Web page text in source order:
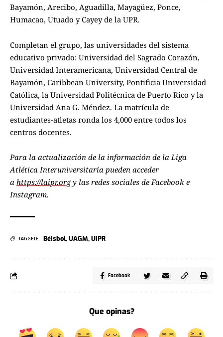
Bayamón, Arecibo, Aguadilla, Mayagüez, Ponce,
Humacao, Utuado y Cayey de la UPR.
Completan el grupo, las universidades del sistema
educativo privado: Universidad del Sagrado Corazón,
Universidad Interamericana, Universidad Central de
Bayamón, Caribbean University, Pontificia Universidad
Católica, la Universidad Politécnica de Puerto Rico y la
Universidad Ana G. Méndez. La matrícula de
estudiantes-atletas ronda los 4,000 entre todos los
centros docentes.
Para la actualización de la información de la Liga
Atlética Interuniversitaria pueden acceder
a https://laipr.org y las redes sociales de Facebook e
Instagram.
TAGGED: Béisbol,UAGM,UIPR
Facebook
Que opinas?